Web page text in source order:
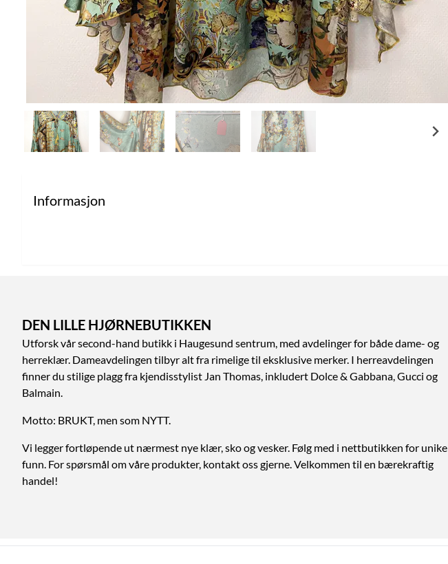
Informasjon
DEN LILLE HJØRNEBUTIKKEN
Utforsk vår second-hand butikk i Haugesund sentrum, med avdelinger for både dame- og
herreklær. Dameavdelingen tilbyr alt fra rimelige til eksklusive merker. I herreavdelingen
finner du stilige plagg fra kjendisstylist Jan Thomas, inkludert Dolce & Gabbana, Gucci og
Balmain.
Motto: BRUKT, men som NYTT.
Vi legger fortløpende ut nærmest nye klær, sko og vesker. Følg med i nettbutikken for unike
funn. For spørsmål om våre produkter, kontakt oss gjerne. Velkommen til en bærekraftig
handel!